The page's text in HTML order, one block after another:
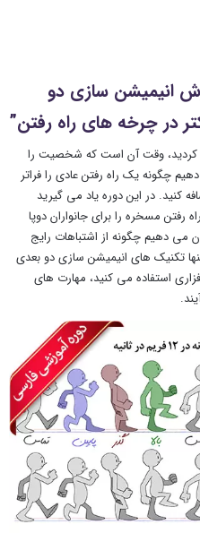
انیمیشن سازی دو
در چرخه های راه رفتن”
کردید، وقت آن است که شخصیت را
چگونه یک راه رفتن عادی را فراتر
کنید. در این دوره یاد می گیرید
مسخره را برای جانواران دوپا
می دهیم چگونه از اشتباهات رایج
تکنیک های انیمیشن سازی دو بعدی
استفاده می کنید، مهارت های